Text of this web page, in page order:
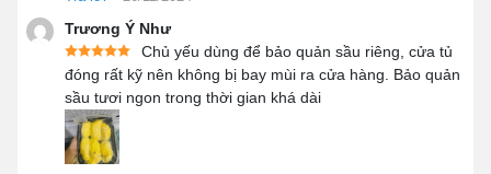
Kanawa để lựa chọn đúng dung tích – đúng công
suất – tối ưu chi phí đầu tư.
📞Gọi ngay Hotline: 0915 861 515 để được tư vấn
nhanh chóng, báo giá chi tiết và hỗ trợ chọn model
phù hợp với nhu cầu sử dụng thực tế.
Trương Ý Như
Chủ yếu dùng để bảo quản sầu riêng, cửa tủ
đóng rất kỹ nên không bị bay mùi ra cửa hàng. Bảo quản
sầu tươi ngon trong thời gian khá dài